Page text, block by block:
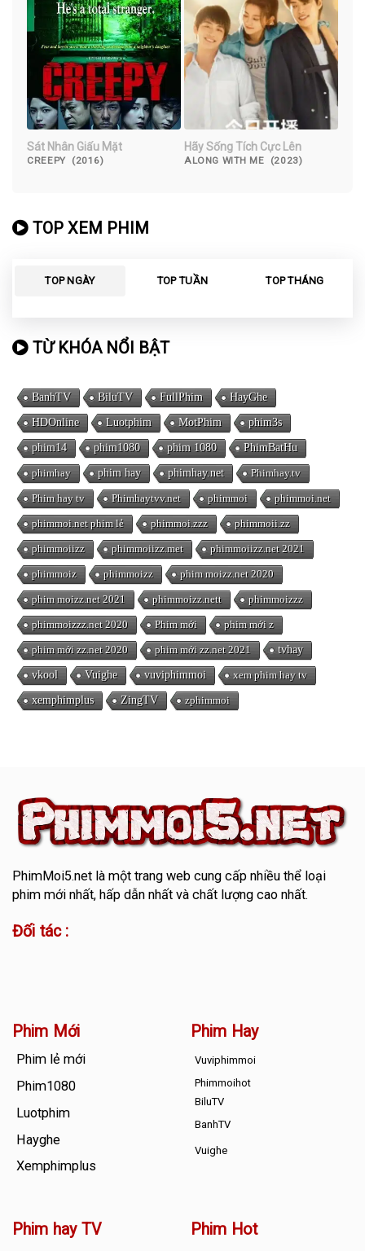
Sát Nhân Giấu Mặt
CREEPY (2016)
Hãy Sống Tích Cực Lên
ALONG WITH ME (2023)
TOP XEM PHIM
TOP NGÀY TOP TUẦN TOP THÁNG
TỪ KHÓA NỔI BẬT
BanhTV BiluTV FullPhim HayGhe
HDOnline Luotphim MotPhim phim3s
phim14 phim1080 phim 1080 PhimBatHu
phimhay phim hay phimhay.net Phimhay.tv
Phim hay tv Phimhaytvv.net phimmoi phimmoi.net
phimmoi.net phim lẻ phimmoi.zzz phimmoii.zz
phimmoiizz phimmoiizz.met phimmoiizz.net 2021
phimmoiz phimmoizz phim moizz.net 2020
phim moizz.net 2021 phimmoizz.nett phimmoizzz
phimmoizzz.net 2020 Phim mới phim mới z
phim mới zz.net 2020 phim mới zz.net 2021 tvhay
vkool Vuighe vuviphimmoi xem phim hay tv
xemphimplus ZingTV zphimmoi
PhimMoi5.netlà một trang web cung cấp nhiều thể loại
phim mới nhất, hấp dẫn nhất và chất lượng cao nhất.
Đối tác :
Phim Mới
Phim lẻ mới
Phim1080
Luotphim
Hayghe
Xemphimplus
Phim Hay
Vuviphimmoi
Phimmoihot
BiluTV
BanhTV
Vuighe
Phim hay TV Phim Hot